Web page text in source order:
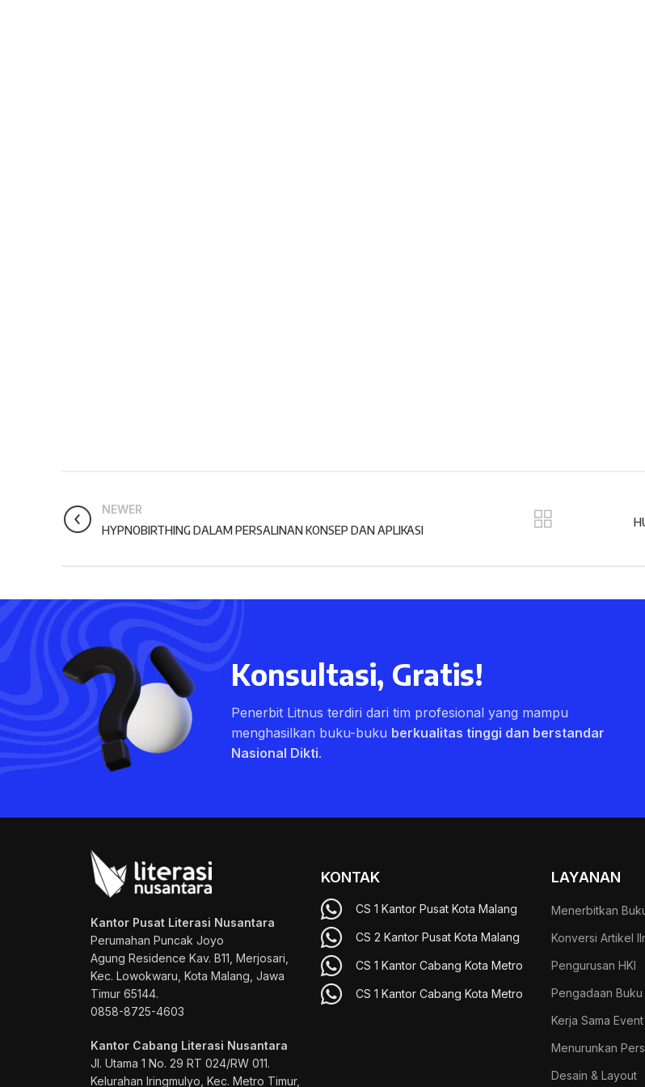
NEWER
HYPNOBIRTHING DALAM PERSALINAN KONSEP DAN APLIKASI
Konsultasi, Gratis!
Penerbit Litnus terdiri dari tim profesional yang mampu
menghasilkan buku-buku berkualitas tinggi dan berstandar
Nasional Dikti.
Kantor Pusat Literasi Nusantara
Perumahan Puncak Joyo
Agung Residence Kav. B11, Merjosari,
Kec. Lowokwaru, Kota Malang, Jawa
Timur 65144.
0858-8725-4603
Kantor Cabang Literasi Nusantara
Jl. Utama 1 No. 29 RT 024/RW 011.
Kelurahan Iringmulyo, Kec. Metro Timur,
KONTAK
CS 1 Kantor Pusat Kota Malang
CS 2 Kantor Pusat Kota Malang
CS 1 Kantor Cabang Kota Metro
CS 1 Kantor Cabang Kota Metro
LAYANAN
Menerbitkan
Konversi Artikel
Pengurusan HKI
Pengadaan Buku
Kerja Sama Event
Menurunkan
Desain & Layout